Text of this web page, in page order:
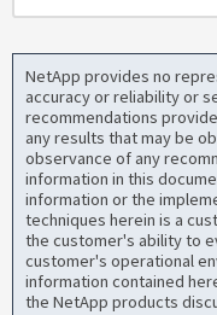
NetApp provides no
accuracy or reliability or
recommendations
any results that may be
observance of any
information in this
information or the
techniques herein is a
the customer's ability to
customer's operational
information contained
the NetApp products